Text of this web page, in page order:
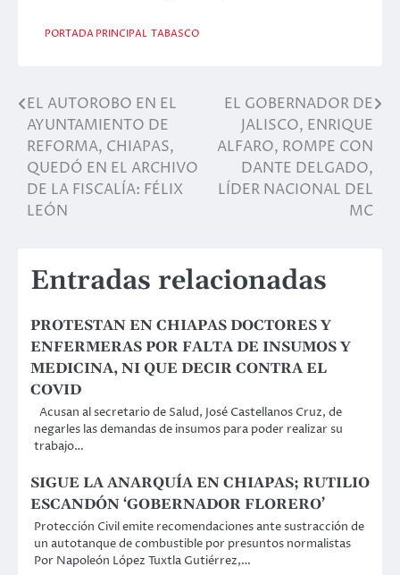
PORTADA PRINCIPAL TABASCO
Navegación
de
entradas
EL AUTOROBO EN EL
AYUNTAMIENTO DE
REFORMA, CHIAPAS,
QUEDÓ EN EL ARCHIVO
DE LA FISCALÍA: FÉLIX
LEÓN
EL GOBERNADOR DE
JALISCO, ENRIQUE
ALFARO, ROMPE CON
DANTE DELGADO,
LÍDER NACIONAL DEL
MC
Entradas relacionadas
PROTESTAN EN CHIAPAS DOCTORES Y
ENFERMERAS POR FALTA DE INSUMOS Y
MEDICINA, NI QUE DECIR CONTRA EL
COVID
Acusan al secretario de Salud, José Castellanos Cruz, de
negarles las demandas de insumos para poder realizar su
trabajo…
SIGUE LA ANARQUÍA EN CHIAPAS; RUTILIO
ESCANDÓN ‘GOBERNADOR FLORERO’
Protección Civil emite recomendaciones ante sustracción de
un autotanque de combustible por presuntos normalistas
Por Napoleón López Tuxtla Gutiérrez,…